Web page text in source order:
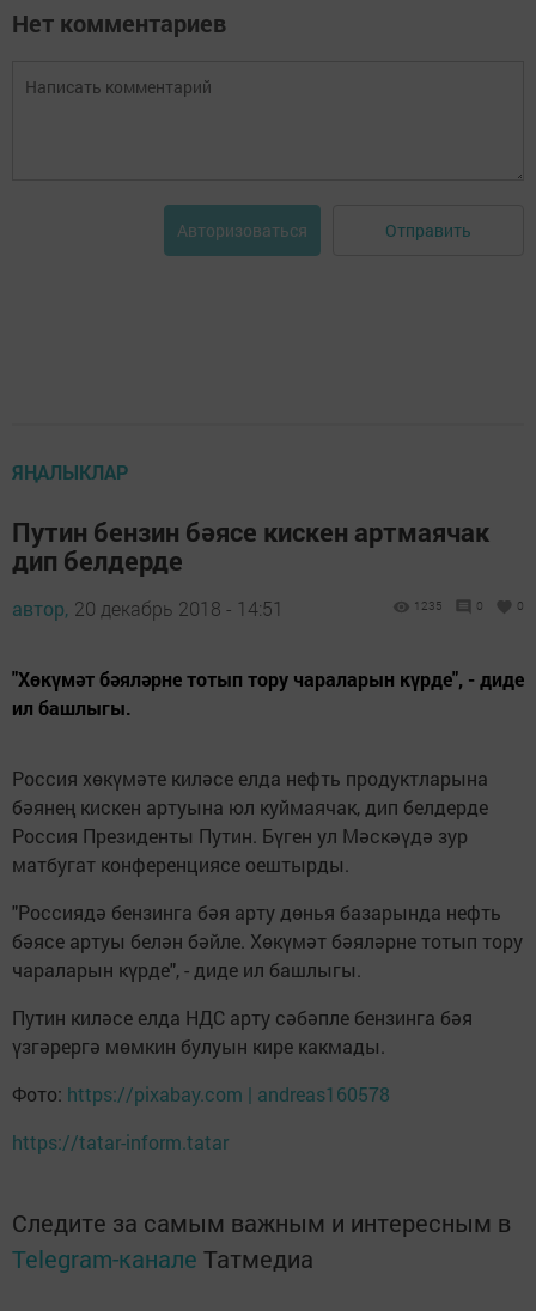
Нет комментариев
Авторизоваться Отправить
ЯҢАЛЫКЛАР
Путин бензин бәясе кискен артмаячак
дип белдерде
автор, 20 декабрь 2018 - 14:51 1235 0 0
"Хөкүмәт бәяләрне тотып тору чараларын күрде", - диде
ил башлыгы.
Россия хөкүмәте киләсе елда нефть продуктларына
бәянең кискен артуына юл куймаячак, дип белдерде
Россия Президенты Путин. Бүген ул Мәскәүдә зур
матбугат конференциясе оештырды.
"Россиядә бензинга бәя арту дөнья базарында нефть
бәясе артуы белән бәйле. Хөкүмәт бәяләрне тотып тору
чараларын күрде", - диде ил башлыгы.
Путин киләсе елда НДС арту сәбәпле бензинга бәя
үзгәрергә мөмкин булуын кире какмады.
Фото: https://pixabay.com | andreas160578
https://tatar-inform.tatar
Следите за самым важным и интересным в
Telegram-канале Татмедиа